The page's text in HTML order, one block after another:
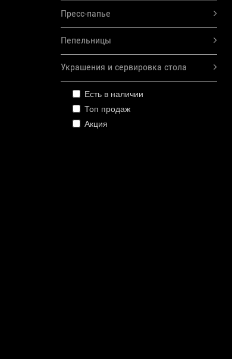
Пресс-папье
Пепельницы
Украшения и сервировка стола
Есть в наличии
Топ продаж
Акция